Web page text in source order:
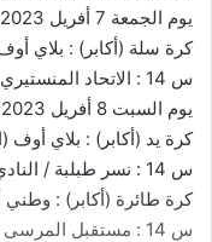
يوم الجمعة 7 أفريل 2023 :
كرة سلة (أكابر) : بلاي أوف
س 14 : الاتحاد المنستيري / النادي الافريقي (القناة الوطنية 2)
يوم السبت 8 أفريل 2023 :
كرة يد (أكابر) : بلاي أوف (الجولة
س 14 : نسر طبلبة / النادي الافريقي (قناة الجوهرة تي في)
كرة طائرة (أكابر) : وطني أ :
س 14 : مستقبل المرسى / الترجي الرياضي (القناة الوطنية 2)